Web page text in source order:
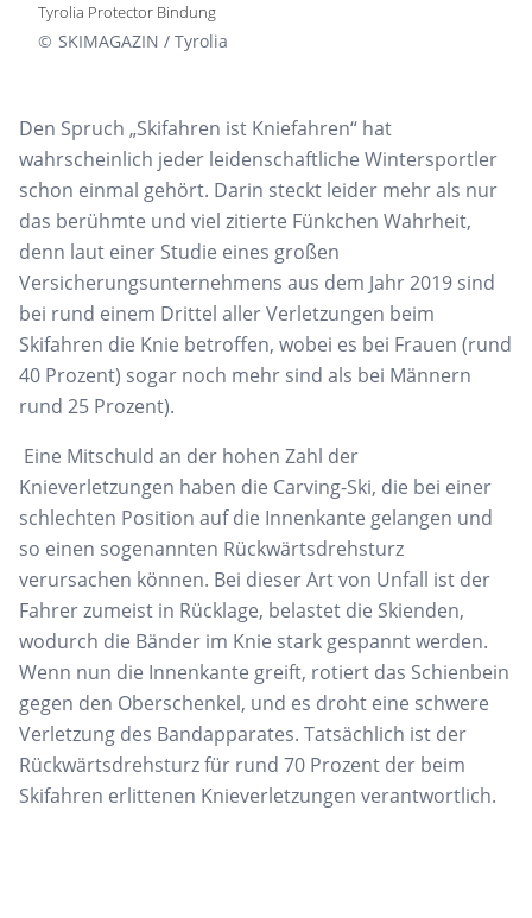
Tyrolia Protector Bindung
© SKIMAGAZIN / Tyrolia
Den Spruch „Skifahren ist Kniefahren“ hat
wahrscheinlich jeder leidenschaftliche Wintersportler
schon einmal gehört. Darin steckt leider mehr als nur
das berühmte und viel zitierte Fünkchen Wahrheit,
denn laut einer Studie eines großen
Versicherungsunternehmens aus dem Jahr 2019 sind
bei rund einem Drittel aller Verletzungen beim
Skifahren die Knie betroffen, wobei es bei Frauen (rund
40 Prozent) sogar noch mehr sind als bei Männern
rund 25 Prozent).
Eine Mitschuld an der hohen Zahl der
Knieverletzungen haben die Carving-Ski, die bei einer
schlechten Position auf die Innenkante gelangen und
so einen sogenannten Rückwärtsdrehsturz
verursachen können. Bei dieser Art von Unfall ist der
Fahrer zumeist in Rücklage, belastet die Skienden,
wodurch die Bänder im Knie stark gespannt werden.
Wenn nun die Innenkante greift, rotiert das Schienbein
gegen den Oberschenkel, und es droht eine schwere
Verletzung des Bandapparates. Tatsächlich ist der
Rückwärtsdrehsturzfür rund 70 Prozent der beim
Skifahren erlittenen Knieverletzungen verantwortlich.